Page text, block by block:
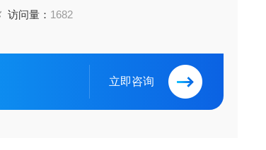
访问量： 1682
立即咨询